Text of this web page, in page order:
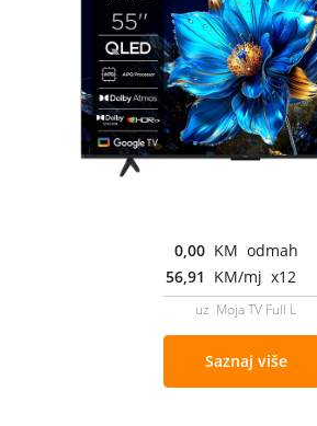
0,00 KM odmah
56,91 KM/mj x12
uz Moja TV Full L
Saznaj više